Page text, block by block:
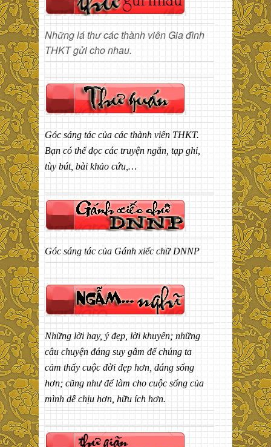
Những lá thư các thành viên Gia đình
THKT gửi cho nhau.
Góc sáng tác của các thành viên THKT.
Bạn có thể đọc các truyện ngắn, tạp ghi,
tùy bút, bài khảo cứu,…
Góc sáng tác của Gánh xiếc chữ DNNP
Những lời hay, ý đẹp, lời khuyên; những
câu chuyện đáng suy gẫm để chúng ta
cảm thấy cuộc đời đẹp hơn, đáng sống
hơn; cũng như để làm cho cuộc sống của
mình dễ chịu hơn, hữu ích hơn.